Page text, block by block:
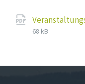
68 kB